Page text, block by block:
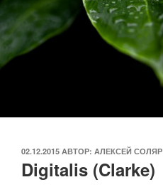
ОПУБЛИКОВАНО
02.12.2015 АВТОР: АЛЕКСЕЙ СОЛЯР
Digitalis (Clarke)